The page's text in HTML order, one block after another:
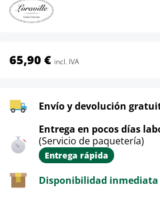
65,90 € incl. IVA
Envío y devolución
Entrega en pocos días
(Servicio de paquetería)
Entrega rápida
Disponibilidad inmediata